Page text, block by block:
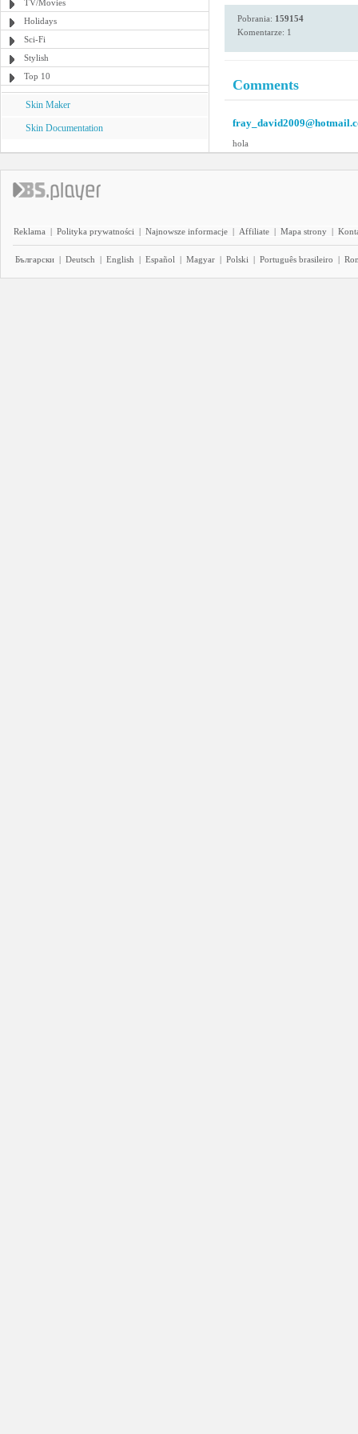
TV/Movies
Holidays
Sci-Fi
Stylish
Top 10
Skin Maker
Skin Documentation
Pobrania: 159154
Komentarze: 1
Comments
hola
Reklama | Polityka prywatności | Najnowsze informacje | Affiliate | Mapa strony |
Български | Deutsch | English | Español | Magyar | Polski | Português brasileiro |